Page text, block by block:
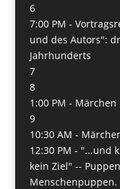
6
7:00 PM -
und des Autors":
Jahrhunderts
7
8
1:00 PM - Märchen
9
10:30 AM -
12:30 PM - "...und
kein Ziel" --